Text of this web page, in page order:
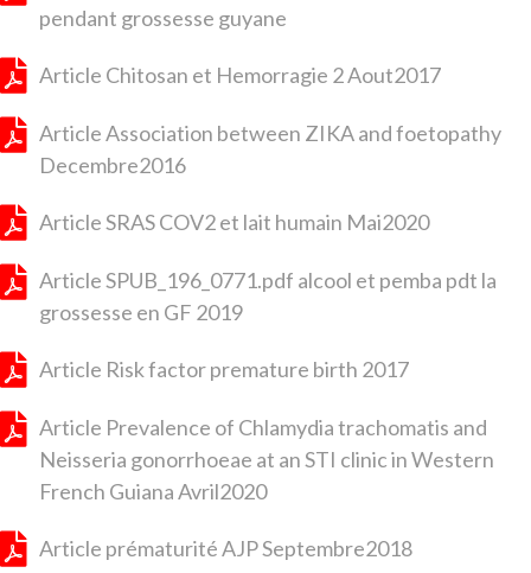
pendant grossesse guyane
Article Chitosan et Hemorragie 2 Aout2017
Article Association between ZIKA and foetopathy
Decembre2016
Article SRAS COV2 et lait humain Mai2020
Article SPUB_196_0771.pdf alcool et pemba pdt la
grossesse en GF 2019
Article Risk factor premature birth 2017
Article Prevalence of Chlamydia trachomatis and
Neisseria gonorrhoeae at an STI clinic in Western
French Guiana Avril2020
Article prématurité AJP Septembre2018